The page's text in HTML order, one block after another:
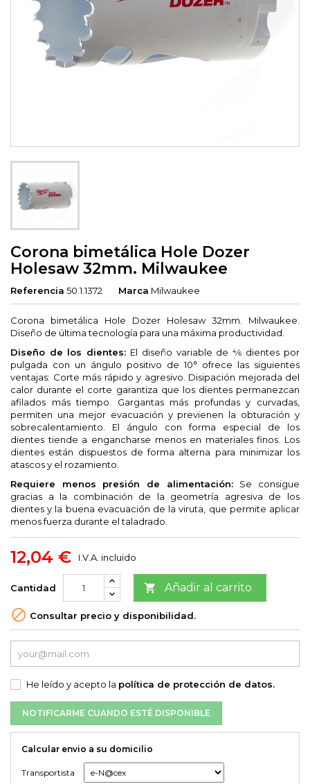
Corona bimetálica Hole Dozer
Holesaw 32mm. Milwaukee
Referencia 50.1.1372 Marca Milwaukee
Corona bimetálica Hole Dozer Holesaw 32mm. Milwaukee.
Diseño de última tecnología para una máxima productividad.
Diseño de los dientes: El diseño variable de 4⁄6 dientes por
pulgada con un ángulo positivo de 10° ofrece las siguientes
ventajas: Corte más rápido y agresivo. Disipación mejorada del
calor durante el corte garantiza que los dientes permanezcan
afilados más tiempo. Gargantas más profundas y curvadas,
permiten una mejor evacuación y previenen la obturación y
sobrecalentamiento. El ángulo con forma especial de los
dientes tiende a engancharse menos en materiales finos. Los
dientes están dispuestos de forma alterna para minimizar los
atascos y el rozamiento.
Requiere menos presión de alimentación: Se consigue
gracias a la combinación de la geometría agresiva de los
dientes y la buena evacuación de la viruta, que permite aplicar
menos fuerza durante el taladrado.
12,04 € I.V.A. incluido
Cantidad  Añadir al carrito
 Consultar precio y disponibilidad.
He leído y acepto la política de protección de datos.
NOTIFICARME CUANDO ESTÉ DISPONIBLE
Calcular envio a su domicilio
Transportista